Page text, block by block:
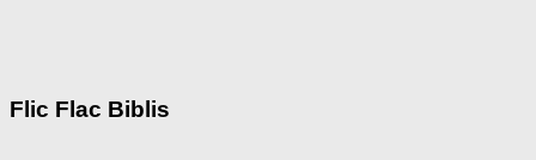
Flic Flac Biblis